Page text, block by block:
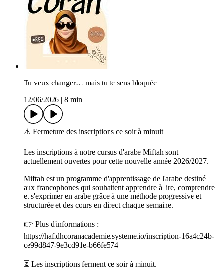
Tu veux changer… mais tu te sens bloquée
12/06/2026
8 min
⚠️ Fermeture des inscriptions ce soir à minuit
Les inscriptions à notre cursus d'arabe Miftah sont
actuellement ouvertes pour cette nouvelle année 2026/2027.
Miftah est un programme d'apprentissage de l'arabe destiné
aux francophones qui souhaitent apprendre à lire, comprendre
et s'exprimer en arabe grâce à une méthode progressive et
structurée et des cours en direct chaque semaine.
👉 Plus d'informations :
https://hafidhcoranacademie.systeme.io/inscription-16a4c24b-
ce99d847-9e3cd91e-b66fe574
⏳ Les inscriptions ferment ce soir à minuit.